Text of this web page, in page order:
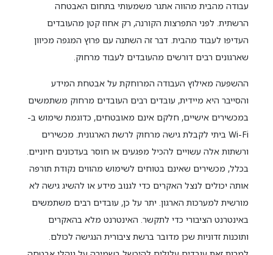
עבודה מהבית מהווה אתגר משמעותי בתחום האבטחה
הרשתית. לפני התפרצות הקורנה, רק אחוז קטן מהעובדים
העדיפו לעבוד מהבית. דבר זה השתנה עם פרוץ המגפה מכיוון
שארגונים רבים דורשים מהעובדים לעבוד מרחוק.
ההשפעה מאילוץ העבודה המרוחקת על אבטחת המידע
והסייבר היא מיידית, עובדים רבים העובדים מרחוק משתמשים
במכשירים אישיים, חלקם אינם מאובטחים, כדוגמת שימוש ב-
Wi-Fi ביתי לקבלת גישה מרחוק לרשת הארגונית. מכשירים
ורשתות אלה עשויים להכיל מפגעים או חוסר בעדכונים חיוניים.
בכלל, מכשירים שאינם בטוחים לשימוש מהווים נקודת תורפה
אותה יכולים לנצל האקרים כדי לגנוב מידע או להשיג גישה לא
מורשית למערכות הארגון. יתר על כן, עובדים רבים משתמשים
באינטרנט הציבורי כדי לתקשר. האינטרנט מלא בהאקרים
ותוכנות זדוניות שכן מדובר ברשת ציבורית הנגישה לכולם.